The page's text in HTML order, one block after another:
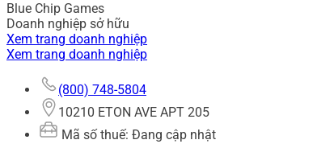
Blue Chip Games
Doanh nghiệp sở hữu
Xem trang doanh nghiệp
Xem trang doanh nghiệp
(800) 748-5804
10210 ETON AVE APT 205
Mã số thuế: Đang cập nhật